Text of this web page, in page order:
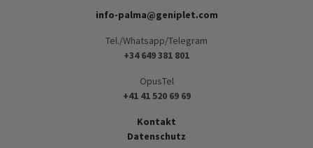
info-palma@geniplet.com
Tel./Whatsapp/Telegram
+34 649 381 801
OpusTel
+41 41 520 69 69
Kontakt
Datenschutz